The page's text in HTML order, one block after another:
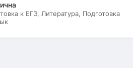
к ЕГЭ, Литература, Подготовка